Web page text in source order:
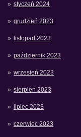
styczeń 2024
grudzień 2023
listopad 2023
październik 2023
wrzesień 2023
sierpień 2023
lipiec 2023
czerwiec 2023